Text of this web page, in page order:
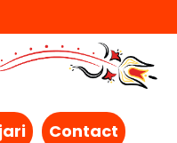
Contact